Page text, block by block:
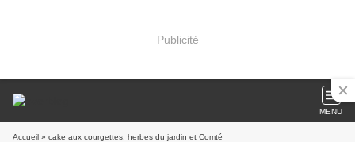
Publicité
MENU
Accueil » cake aux courgettes, herbes du jardin et Comté